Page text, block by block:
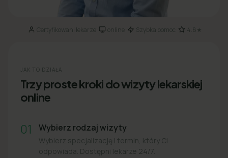
Certyfikowani lekarze· online· Szybka pomoc 4.8★
JAK TO DZIAŁA
Trzy proste kroki do wizyty lekarskiej
online
01 Wybierz rodzaj wizyty
Wybierz specjalizację i termin, który Ci
odpowiada. Dostępni lekarze 24/7.